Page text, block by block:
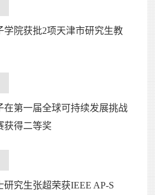
学院获批2项天津市研究生教
在第一届全球可持续发展挑战
获得二等奖
究生张超荣获IEEE AP-S